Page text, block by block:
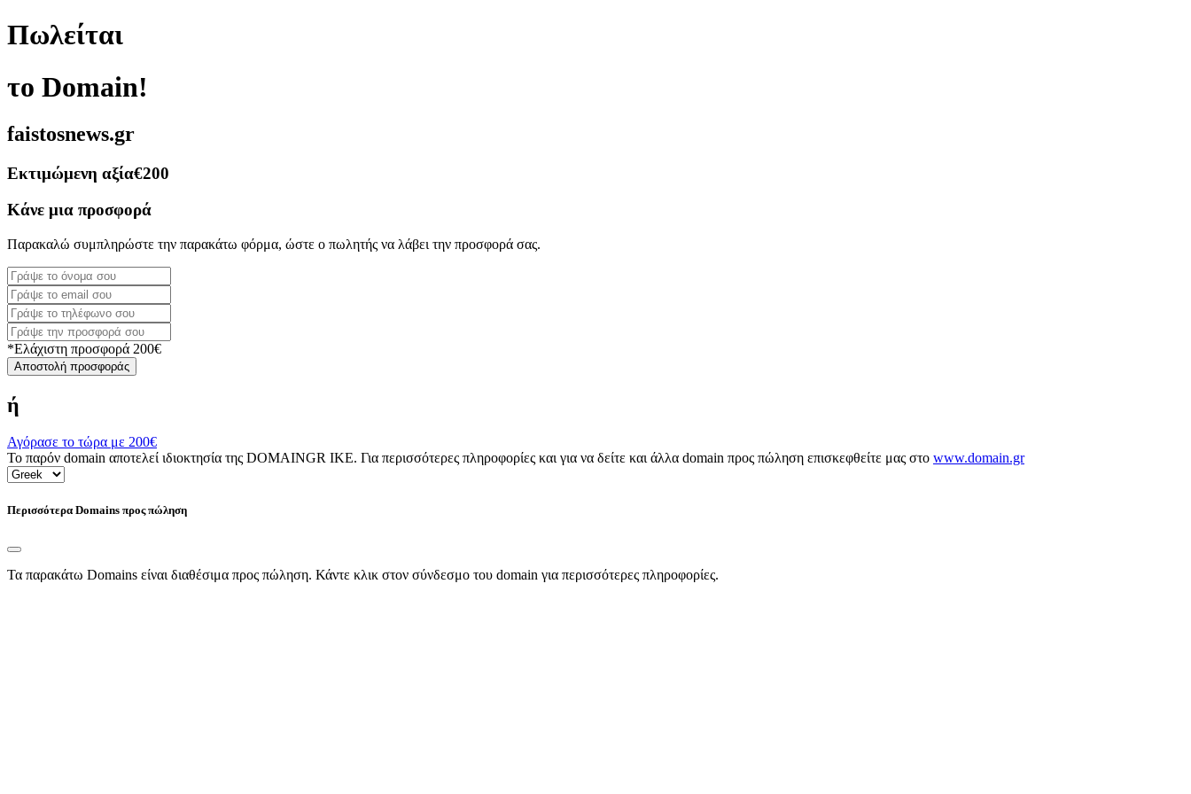
Πωλείται
το Domain!
faistosnews.gr
Εκτιμώμενη αξία€200
Κάνε μια προσφορά
Παρακαλώ συμπληρώστε την παρακάτω φόρμα, ώστε ο πωλητής να λάβει την προσφορά σας.
*Ελάχιστη προσφορά 200€
Αποστολή προσφοράς
ή
Αγόρασε το τώρα με 200€
Το παρόν domain αποτελεί ιδιοκτησία της DOMAINGR ΙΚΕ. Για περισσότερες πληροφορίες και για να δείτε και άλλα domain προς πώληση επισκεφθείτε μας στο www.domain.gr
Περισσότερα Domains προς πώληση
Τα παρακάτω Domains είναι διαθέσιμα προς πώληση. Κάντε κλικ στον σύνδεσμο του domain για περισσότερες πληροφορίες.